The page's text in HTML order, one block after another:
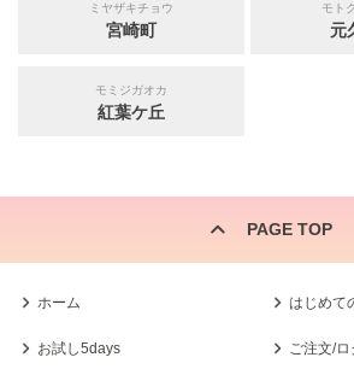
ミヤザキチョウ
宮崎町
モト
元
モミジガオカ
紅葉ケ丘
PAGE TOP
ホーム はじめて
お試し5days ご注文/ロ